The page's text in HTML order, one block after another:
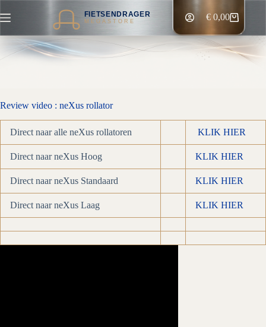
naar
inhoud
FIETSENDRAGER
MEGASTORE Winkelwagen
€0,00
Review video : neXus rollator
Direct naar alle neXus rollatoren KLIK HIER
Direct naar neXus Hoog KLIK HIER
Direct naar neXus Standaard KLIK HIER
Direct naar neXus Laag KLIK HIER